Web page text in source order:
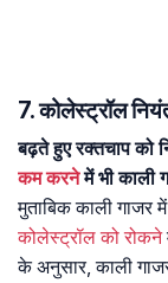
7. कोलेस्ट्रॉल
बढ़ते हुए रक्तचाप को
कम करनेमें भी काली
मुताबिक काली गाजर
कोलेस्ट्रॉल को रोकने
के अनुसार, काली